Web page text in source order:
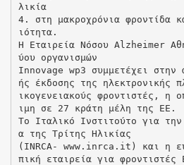
λικία
4. στη μακροχρόνια φροντίδα
ιότητα.
Η Εταιρεία Νόσου Alzheimer
ύου οργανισμών
Innovage wp3 συμμετέχει στην
ής έκδοσης της ηλεκτρονικής
ικογενειακούς φροντιστές, η
ιμη σε 27 κράτη μέλη της ΕΕ.
Το Ιταλικό Ινστιτούτο για
α της Τρίτης Ηλικίας
(INRCA- www.inrca.it) και η
πική εταιρεία για φροντιστές